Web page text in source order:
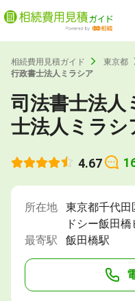
相続費用見積ガイド 東京都
行政書士法人ミラシア
司法書士法人
士法人ミラシ
4.67
所在地
東京都千代田
ドシー飯田
最寄駅
飯田橋駅